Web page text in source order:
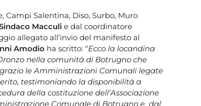
Campi Salentina, Diso, Surbo, Muro
Macculi e dal coordinatore
allegato all’invio del manifesto al
Amodio ha scritto: “Ecco la locandina
nella comunità di Botrugno che
le Amministrazioni Comunali legate
testimoniando la disponibilità a
della costituzione dell’Associazione
Comunale di Botrugno e dal